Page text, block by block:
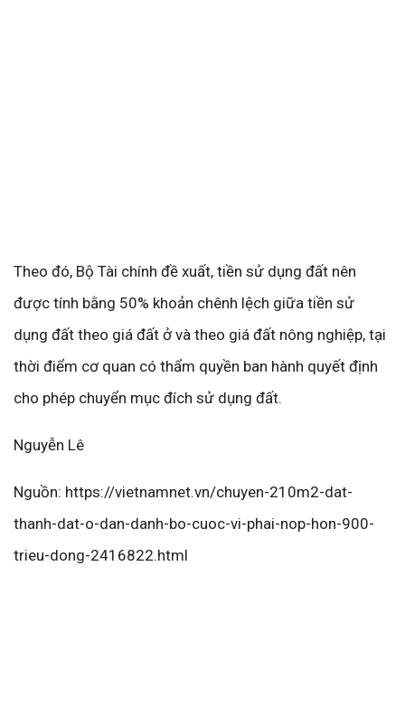
Theo đó, Bộ Tài chính đề xuất, tiền sử dụng đất nên
được tính bằng 50% khoản chênh lệch giữa tiền sử
dụng đất theo giá đất ở và theo giá đất nông nghiệp, tại
thời điểm cơ quan có thẩm quyền ban hành quyết định
cho phép chuyển mục đích sử dụng đất.
Nguyễn Lê
Nguồn: https://vietnamnet.vn/chuyen-210m2-dat-
thanh-dat-o-dan-danh-bo-cuoc-vi-phai-nop-hon-900-
trieu-dong-2416822.html